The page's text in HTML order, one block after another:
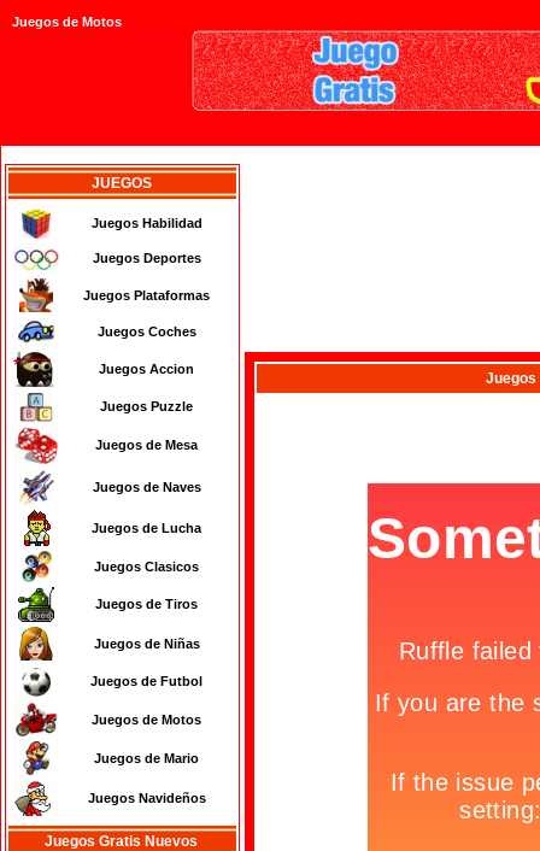
Juegos de Motos
JUEGOS
Juegos Habilidad
Juegos Deportes
Juegos Plataformas
Juegos Coches
Juegos Accion
Juegos Puzzle
Juegos de Mesa
Juegos de Naves
Juegos de Lucha
Juegos Clasicos
Juegos de Tiros
Juegos de Niñas
Juegos de Futbol
Juegos de Motos
Juegos de Mario
Juegos Navideños
Juegos Gratis Nuevos
Juegos